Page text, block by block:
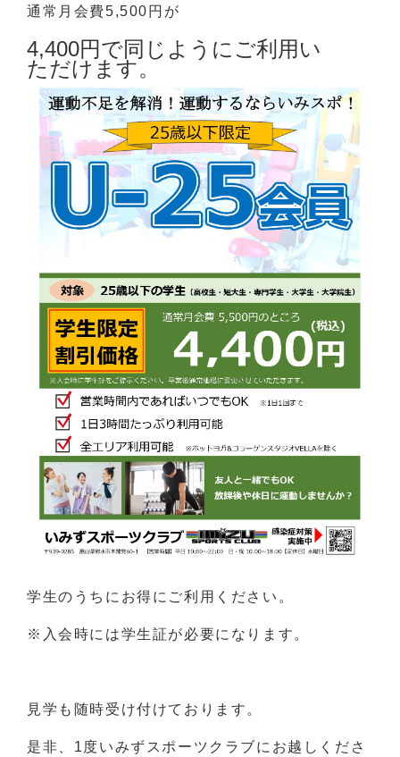
通常月会費5,500円が
4,400円で同じようにご利用い
ただけます。
学生のうちにお得にご利用ください。
※入会時には学生証が必要になります。
見学も随時受け付けております。
是非、1度いみずスポーツクラブにお越しくださ